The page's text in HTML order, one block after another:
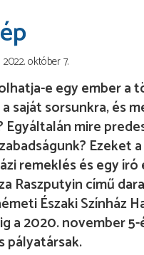
2022. október 7.
e egy ember a
saját sorsunkra, és
Egyáltalán mire
remeklés és egy
Raszputyin című
Északi Színház
a 2020. november
pályatársak.